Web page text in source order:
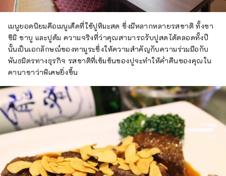
เมนูยอดนิยมคือเมนูเด็ดที่ใช้ปูหิมะสด ซึ่งมีหลากหลายรสชาติ ทั้งซา
ซิมิ ชาบู และปูต้ม ความจริงที่ว่าคุณสามารถรับปูสดได้ตลอดทั้งปี
นั้นเป็นเอกลักษณ์ของทามูระซึ่งให้ความสำคัญกับความร่วมมือกับ
พันธมิตรทางธุรกิจ รสชาติที่เข้มข้นของปูจะทำให้ค่ำคืนของคุณใน
คานาซาว่าพิเศษยิ่งขึ้น